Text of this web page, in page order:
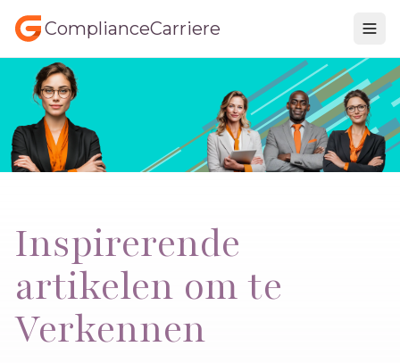
ComplianceCarriere
Inspirerende
artikelen om te
Verkennen